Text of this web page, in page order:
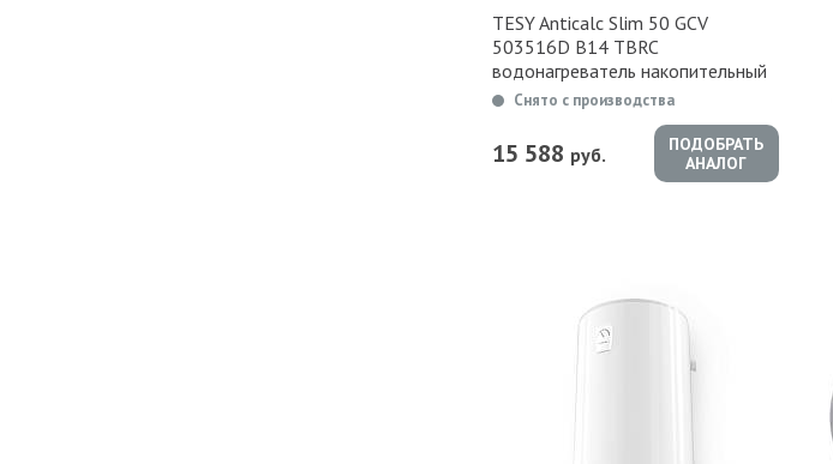
TESY Anticalc Slim 50 GCV
503516D B14 TBRC
водонагреватель накопительный
Снято с производства
15 588 руб.
ПОДОБРАТЬ
АНАЛОГ